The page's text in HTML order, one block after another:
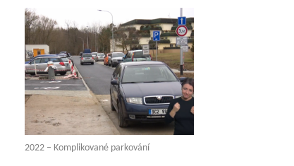
2022 – Komplikované parkování